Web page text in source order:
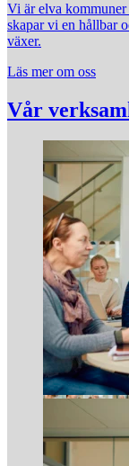
Vi är elva kommuner
skapar vi en hållbar
växer.
Läs mer om oss
Vår